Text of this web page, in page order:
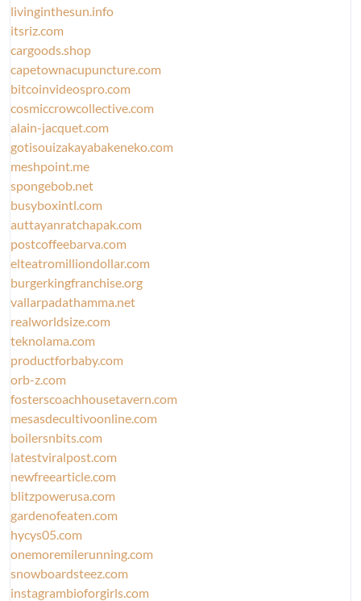
livinginthesun.info
itsriz.com
cargoods.shop
capetownacupuncture.com
bitcoinvideospro.com
cosmiccrowcollective.com
alain-jacquet.com
gotisouizakayabakeneko.com
meshpoint.me
spongebob.net
busyboxintl.com
auttayanratchapak.com
postcoffeebarva.com
elteatromilliondollar.com
burgerkingfranchise.org
vallarpadathamma.net
realworldsize.com
teknolama.com
productforbaby.com
orb-z.com
fosterscoachhousetavern.com
mesasdecultivoonline.com
boilersnbits.com
latestviralpost.com
newfreearticle.com
blitzpowerusa.com
gardenofeaten.com
hycys05.com
onemoremilerunning.com
snowboardsteez.com
instagrambioforgirls.com